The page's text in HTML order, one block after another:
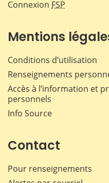
Connexion FSP
Mentions
Conditions d’utilisation
Renseignements
Accès à l’information et
personnels
Info Source
Contact
Pour renseignements